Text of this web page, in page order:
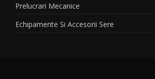
Prelucrari Mecanice
Echipamente Si Accesorii Sere